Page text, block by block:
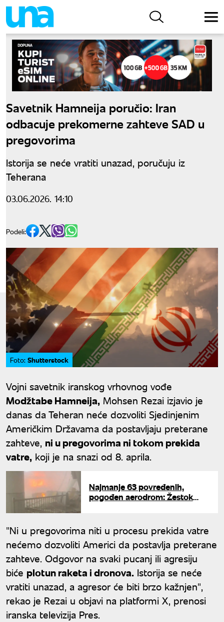
Savetnik Hamneija poručio: Iran
odbacuje prekomerne zahteve SAD u
pregovorima
Istorija se neće vratiti unazad, poručuju iz
Teherana
03.06.2026. 14:10
Podeli:
Foto: Shutterstock
Vojni savetnik iranskog vrhovnog vođe
Modžtabe Hamneija, Mohsen Rezai izjavio je
danas da Teheran neće dozvoliti Sjedinjenim
Američkim Državama da postavljaju preterane
zahteve, ni u pregovorima ni tokom prekida
vatre, koji je na snazi od 8. aprila.
Najmanje 63 povređenih,
pogođen aerodrom: Žestok
"Ni u pregovorima niti u procesu prekida vatre
nećemo dozvoliti Americi da postavlja preterane
zahteve. Odgovor na svaki pucanj ili agresiju
biće plotun raketa i dronova. Istorija se neće
vratiti unazad, a agresor će biti brzo kažnjen",
rekao je Rezai u objavi na platformi X, prenosi
iranska televizija Pres.